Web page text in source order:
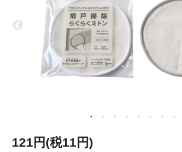
121円(税11円)